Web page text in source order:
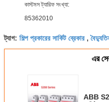
কাস্টমস ট্যারিফ সংখ্যা:
85362010
ট্যাগ: শিল্প প্রকারের সার্কিট ব্রেকার ,
এর
ABB